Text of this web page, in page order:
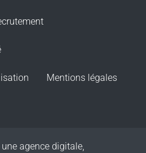
Mentions légales
une agence digitale,